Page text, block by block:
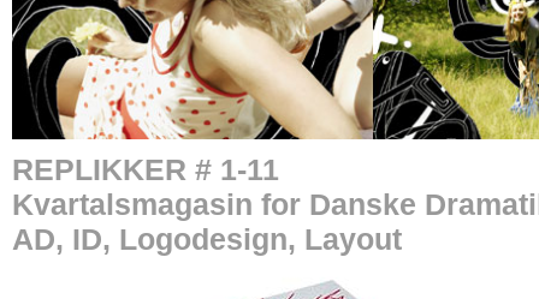
REPLIKKER # 1-11
Kvartalsmagasin for Danske
AD, ID, Logodesign, Layout